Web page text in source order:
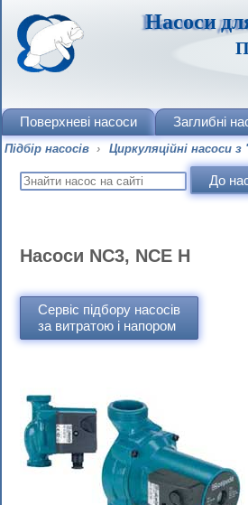
Насоси
Поверхневі насоси Заглибні
Підбір насосів › Циркуляційні
Насоси NC3, NCE H
Сервіс підбору насосів
за витратою і напором